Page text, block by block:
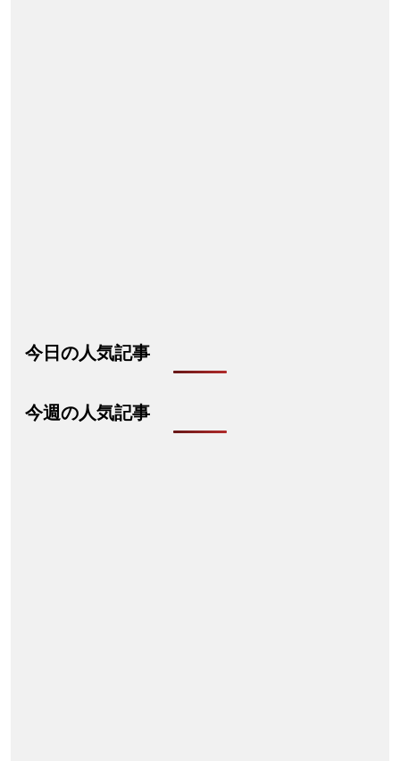
今日の人気記事
今週の人気記事